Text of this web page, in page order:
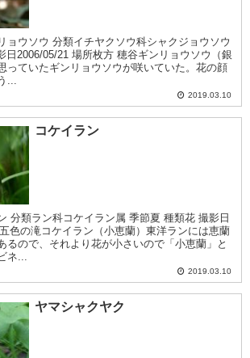
ョウソウ 分類イチヤクソウ科シャクジョウソウ
日2006/05/21 場所枚方 穂谷ギンリョウソウ（銀
っていたギンリョウソウが咲いていた。花の顔
...
2019.03.10
コケイラン
分類ラン科コケイラン属 季節夏 種類花 撮影日
色の滝コケイラン（小恵蘭）東洋ランには恵蘭
るので、それより花が小さいので「小恵蘭」と
ネ...
2019.03.10
ヤマシャクヤク